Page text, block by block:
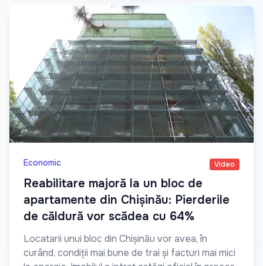
Economic Video
Reabilitare majoră la un bloc de
apartamente din Chișinău: Pierderile
de căldură vor scădea cu 64%
Locatarii unui bloc din Chișinău vor avea, în
curând, condiții mai bune de trai și facturi mai mici